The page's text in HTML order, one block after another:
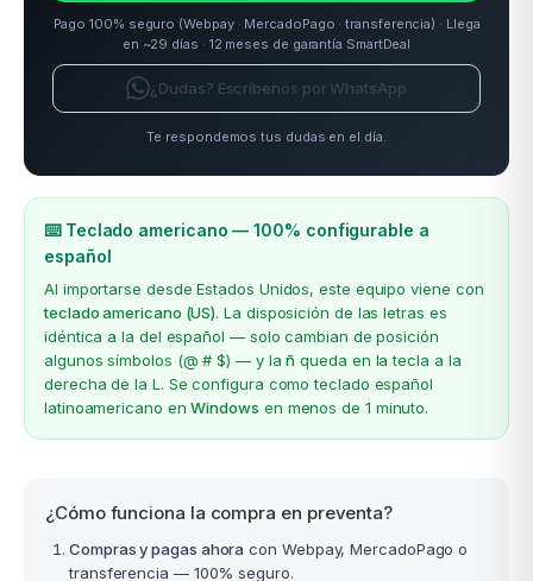
Pago 100% seguro (Webpay · MercadoPago · transferencia) · Llega
en ~29 días · 12 meses de garantía SmartDeal
¿Dudas? Escríbenos por WhatsApp
Te respondemos tus dudas en el día.
⌨️ Teclado americano — 100% configurable a
español
Al importarse desde Estados Unidos, este equipo viene con
teclado americano (US). La disposición de las letras es
idéntica a la del español — solo cambian de posición
algunos símbolos (@ # $) — y lañ queda en la tecla a la
derecha de la L. Se configura como teclado español
latinoamericano enWindows en menos de 1 minuto.
¿Cómo funciona la compra en preventa?
Compras y pagas ahora con Webpay, MercadoPago o
transferencia — 100% seguro.